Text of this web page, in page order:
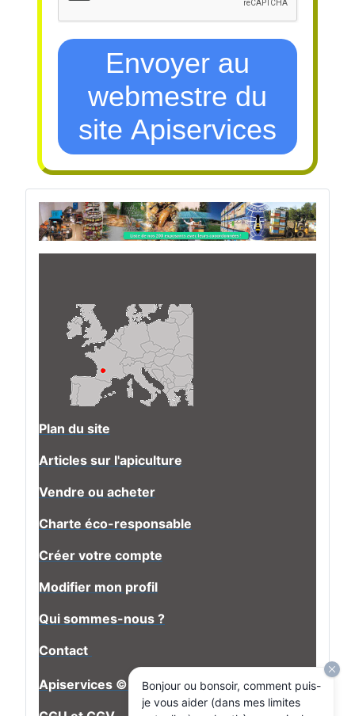
Envoyer au
webmestre du
site Apiservices
Plan du site
Articles sur l'apiculture
Vendre ou acheter
Charte éco-responsable
Créer votre compte
Modifier mon profil
Qui sommes-nous ?
Contact
Apiservices © CopyrightBonjour ou bonsoir, comment puis-
je vous aider (dans mes limites